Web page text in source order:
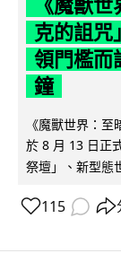
《魔獸
克的詛咒
領門檻而
鐘
《魔獸世界：
於 8 月 13 日正
祭壇」、新型態
115